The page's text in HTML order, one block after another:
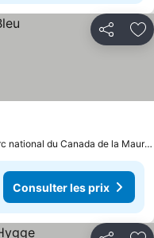
Partager
à 6.5 km de : Parc national du Canada de la Mauricie
Consulter les prix